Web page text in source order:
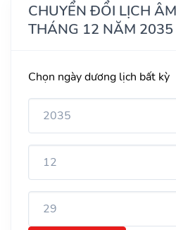
CHUYỂN ĐỔI LỊCH
THÁNG 12 NĂM 2035
Chọn ngày dương lịch bất kỳ